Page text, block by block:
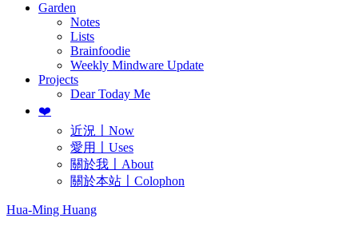
Garden
Notes
Lists
Brainfoodie
Weekly Mindware Update
Projects
Dear Today Me
❤️
近況〡Now
愛用〡Uses
關於我〡About
關於本站〡Colophon
Hua-Ming Huang